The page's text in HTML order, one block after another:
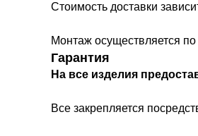
Стоимость доставки
Монтаж осуществляется
Гарантия
На все изделия
Все закрепляется